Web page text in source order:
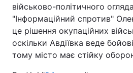
Економіка
Спорт
Техно і зв'язок Лайт
військово-політичного
"Інформаційний спротив"
це рішення окупаційних
оскільки Авдіївка веде
тому місто має стійку